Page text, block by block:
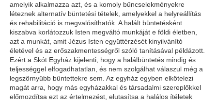
amelyik alkalmazza azt, és a komoly bűncselekményekre
léteznek alternatív büntetési tételek, amelyekkel a helyreállítás
és rehabilitáció is megvalósíthatók. A halált büntetésként
kiszabva korlátozzuk Isten megváltó munkáját e földi életben,
azt a munkát, amit Jézus Isten együttérzését kinyilvánító
életével és az erőszakmentességről szóló tanításával példázott.
Ezért a Skót Egyház kijelenti, hogy a halálbüntetés mindig és
teljességgel elfogadhatatlan, és nem szolgálhat válaszul még a
legszörnyűbb bűntettekre sem. Az egyház egyben elkötelezi
magát arra, hogy más egyházakkal és társadalmi szereplőkkel
előmozdítsa ezt az értelmezést, elutasítsa a halálos ítéletek